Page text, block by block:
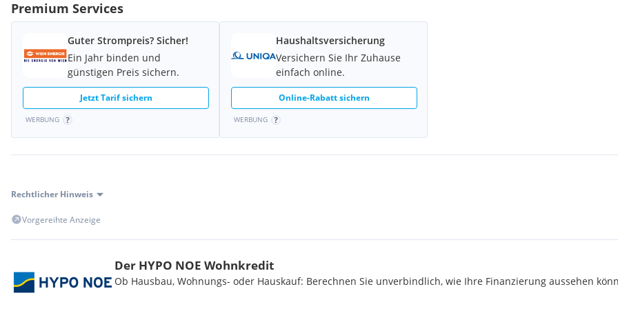
Kaufvertragshonorar: 1,2% des Kaufpreises zzgl. USt und Barauslagen I
Kaufvertragserstellung erfolgt durch die Kanzlei Tiefenthaler & Gnesda Rechtsanwälte
Protokolle von Eigentümerversammlungen (sofern vorhanden) u. v. m.
Premium Services
Guter Strompreis? Sicher!
Ein Jahr binden und
günstigen Preis sichern.
Jetzt Tarif sichern
WERBUNG
Haushaltsversicherung
Versichern Sie Ihr Zuhause
einfach online.
Online-Rabatt sichern
WERBUNG
Rechtlicher Hinweis
Vorgereihte Anzeige
Der HYPO NOE Wohnkredit
Ob Hausbau, Wohnungs- oder Hauskauf: Berechnen Sie unverbindlich, wie Ihre Finanzierung aussehen